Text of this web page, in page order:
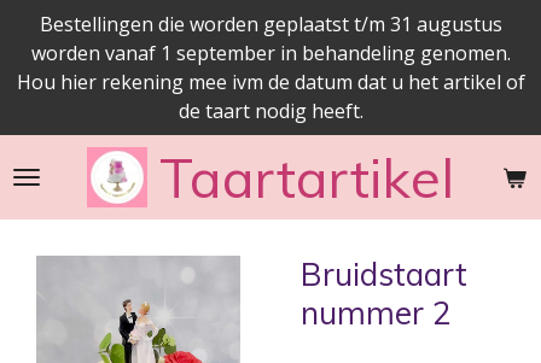
direct
naar
hoofdinhoud
Taartartikel
Bestellingen die worden geplaatst t/m 31 augustus
worden vanaf 1 september in behandeling genomen.
Hou hier rekening mee ivm de datum dat u het artikel of
de taart nodig heeft.
Bruidstaart
nummer 2